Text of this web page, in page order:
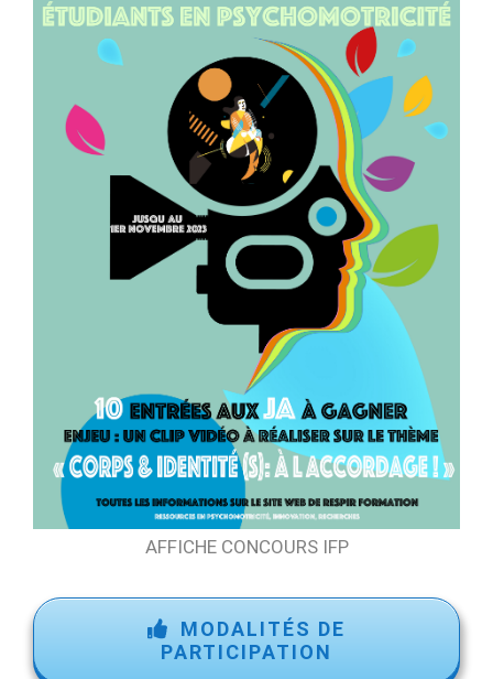
AFFICHE CONCOURS IFP
MODALITÉS DE
PARTICIPATION